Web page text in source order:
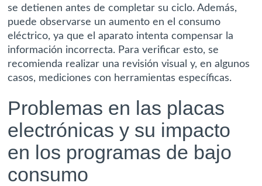
se detienen antes de completar su ciclo. Además,
puede observarse un aumento en el consumo
eléctrico, ya que el aparato intenta compensar la
información incorrecta. Para verificar esto, se
recomienda realizar una revisión visual y, en algunos
casos, mediciones con herramientas específicas.
Problemas en las placas
electrónicas y su impacto
en los programas de bajo
consumo